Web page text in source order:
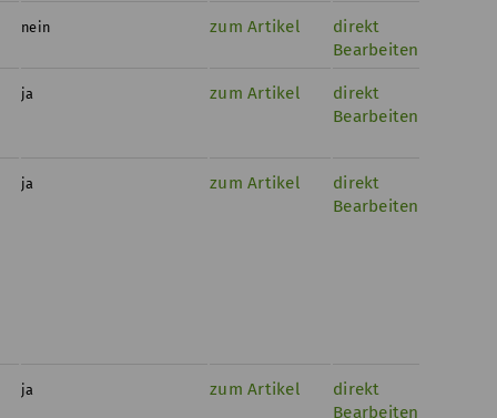
nein zum Artikel
direkt
Bearbeiten
ja zum Artikel
direkt
Bearbeiten
ja zum Artikel
direkt
Bearbeiten
ja zum Artikel
direkt
Bearbeiten